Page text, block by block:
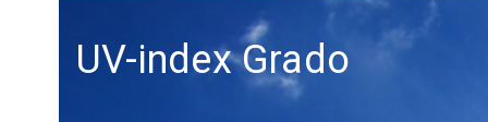
UV-index Grado